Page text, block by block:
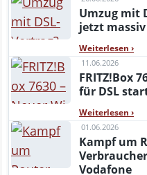
Umzug mit
jetzt
Weiterlesen ›
11.06.2026
FRITZ!Box
für DSL
Weiterlesen ›
01.06.2026
Kampf um
Vodafone